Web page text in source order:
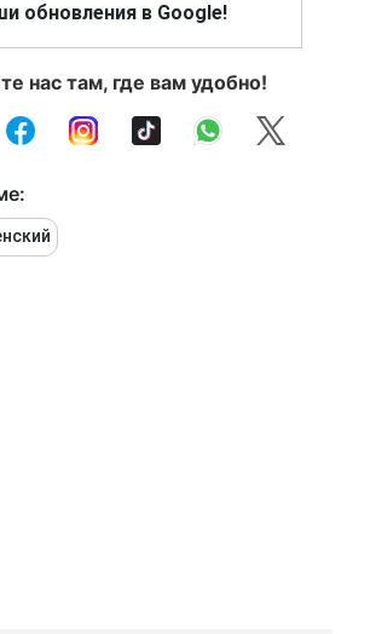
обновления в Google!
нас там, где вам удобно!